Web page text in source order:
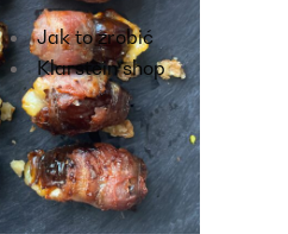
Jak to zrobić
Klarstein shop